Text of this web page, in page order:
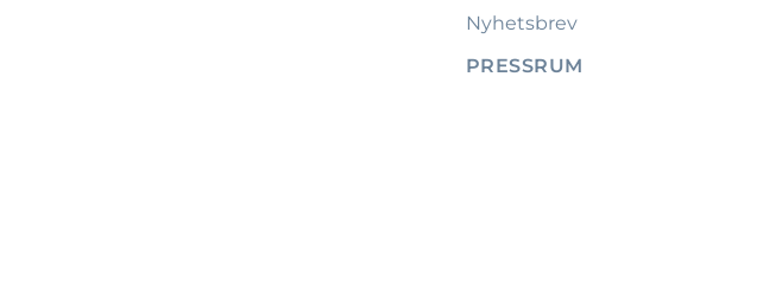
Nyhetsbrev
PRESSRUM